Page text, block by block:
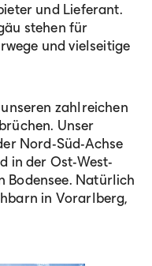
und Lieferant.
stehen für
und vielseitige
zahlreichen
Unser
Nord-Süd-Achse
in der Ost-West-
Bodensee. Natürlich
in Vorarlberg,